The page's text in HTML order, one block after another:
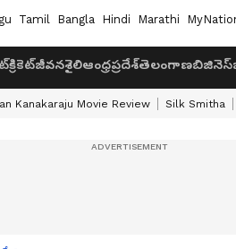
Tamil Bangla Hindi Marathi
క్రికెట్జీవనశైలిఆంధ్రప్రదేశ్తెలంగాణబిజినెస్
Kanakaraju Movie Review Silk Smitha